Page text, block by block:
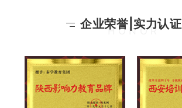
企业荣誉|实力认证
HONOR